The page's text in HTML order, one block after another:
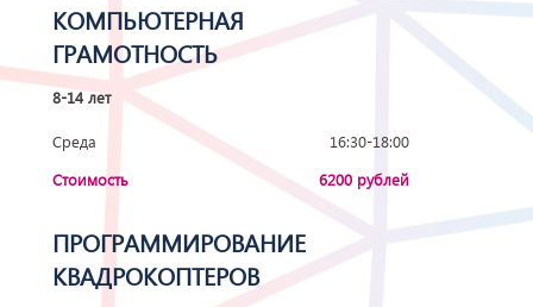
КОМПЬЮТЕРНАЯ
ГРАМОТНОСТЬ
8-14 лет
Среда
16:30-18:00
Стоимость
6200 рублей
ПРОГРАММИРОВАНИЕ
КВАДРОКОПТЕРОВ